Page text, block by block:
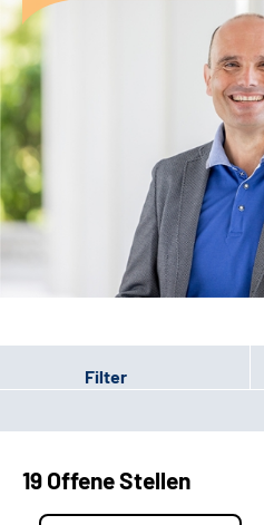
Filter
19 Offene Stellen